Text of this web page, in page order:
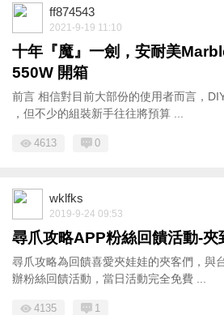
ff874543
2021-9-19 11:10
十年『魔』一劍，安耐美
550W 開箱
前言 相信對目前大部份的使用者而言，
，但不少的組裝新手往往將預算 ...
4613 0
wklfks
2019-9-24 09:53
尋爪攻略APP粉絲回饋活動-夾
尋爪攻略為回饋喜愛夾娃娃的夾客們，與
辦粉絲回饋活動，當日活動完全免費 ...
4135 1